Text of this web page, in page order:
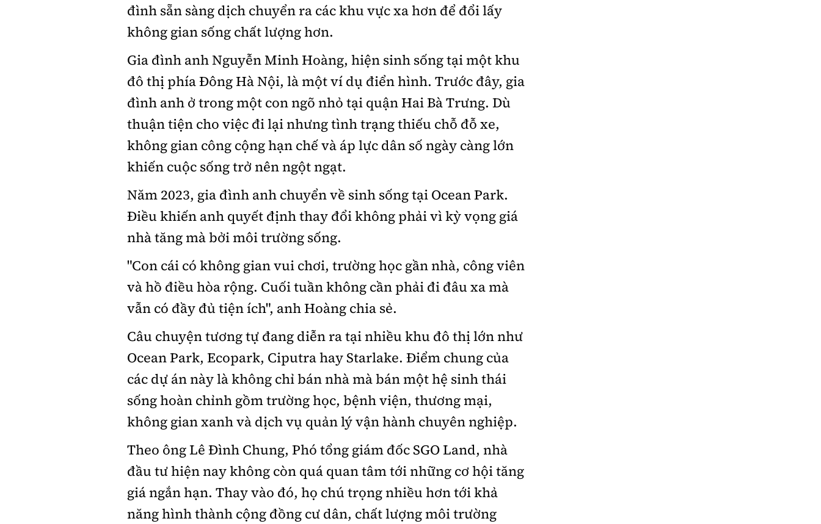
đình sẵn sàng dịch chuyển ra các khu vực xa hơn để đổi lấy
không gian sống chất lượng hơn.
Gia đình anh Nguyễn Minh Hoàng, hiện sinh sống tại một khu
đô thị phía Đông Hà Nội, là một ví dụ điển hình. Trước đây, gia
đình anh ở trong một con ngõ nhỏ tại quận Hai Bà Trưng. Dù
thuận tiện cho việc đi lại nhưng tình trạng thiếu chỗ đỗ xe,
không gian công cộng hạn chế và áp lực dân số ngày càng lớn
khiến cuộc sống trở nên ngột ngạt.
Năm 2023, gia đình anh chuyển về sinh sống tại Ocean Park.
Điều khiến anh quyết định thay đổi không phải vì kỳ vọng giá
nhà tăng mà bởi môi trường sống.
"Con cái có không gian vui chơi, trường học gần nhà, công viên
và hồ điều hòa rộng. Cuối tuần không cần phải đi đâu xa mà
vẫn có đầy đủ tiện ích", anh Hoàng chia sẻ.
Câu chuyện tương tự đang diễn ra tại nhiều khu đô thị lớn như
Ocean Park, Ecopark, Ciputra hay Starlake. Điểm chung của
các dự án này là không chỉ bán nhà mà bán một hệ sinh thái
sống hoàn chỉnh gồm trường học, bệnh viện, thương mại,
không gian xanh và dịch vụ quản lý vận hành chuyên nghiệp.
Theo ông Lê Đình Chung, Phó tổng giám đốc SGO Land, nhà
đầu tư hiện nay không còn quá quan tâm tới những cơ hội tăng
giá ngắn hạn. Thay vào đó, họ chú trọng nhiều hơn tới khả
năng hình thành cộng đồng cư dân, chất lượng môi trường